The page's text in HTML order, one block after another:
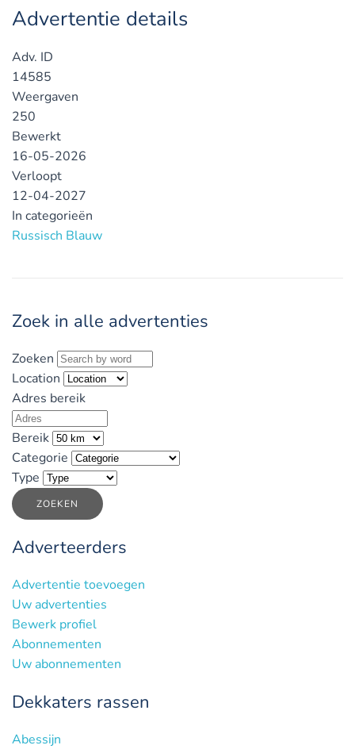
Advertentie details
Adv. ID
14585
Weergaven
250
Bewerkt
16-05-2026
Verloopt
12-04-2027
In categorieën
Russisch Blauw
Zoek in alle advertenties
Zoeken
Location
Adres bereik
Bereik
Categorie
Type
ZOEKEN
Adverteerders
Advertentie toevoegen
Uw advertenties
Bewerk profiel
Abonnementen
Uw abonnementen
Dekkaters rassen
Abessijn